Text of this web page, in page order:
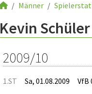
Männer
Kevin
2009/10
1.ST Sa, 01.08.2009 VfB